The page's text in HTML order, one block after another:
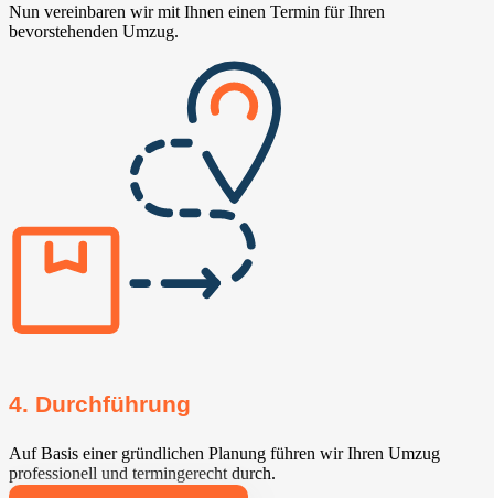
Nun vereinbaren wir mit Ihnen einen Termin für Ihren
bevorstehenden Umzug.
4. Durchführung
Auf Basis einer gründlichen Planung führen wir Ihren Umzug
professionell und termingerecht durch.